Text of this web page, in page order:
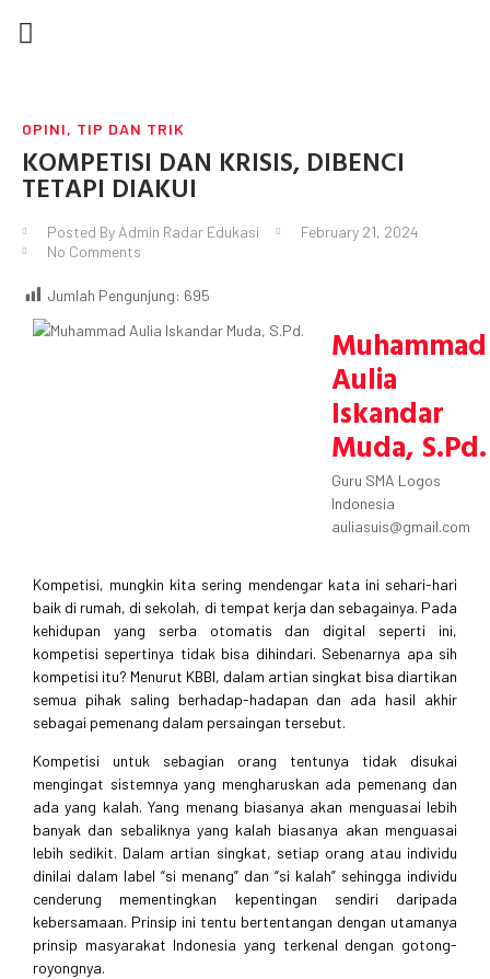
OPINI, TIP DAN TRIK
KOMPETISI DAN KRISIS, DIBENCI
TETAPI DIAKUI
Posted By Admin Radar Edukasi
February 21, 2024
No Comments
Jumlah Pengunjung: 695
Muhammad
Aulia
Iskandar
Muda, S.Pd.
Guru SMA Logos
Indonesia
auliasuis@gmail.com
Kompetisi, mungkin kita sering mendengar kata ini sehari-hari
baik di rumah, di sekolah, di tempat kerja dan sebagainya. Pada
kehidupan yang serba otomatis dan digital seperti ini,
kompetisi sepertinya tidak bisa dihindari. Sebenarnya apa sih
kompetisi itu? Menurut KBBI, dalam artian singkat bisa diartikan
semua pihak saling berhadap-hadapan dan ada hasil akhir
sebagai pemenang dalam persaingan tersebut.
Kompetisi untuk sebagian orang tentunya tidak disukai
mengingat sistemnya yang mengharuskan ada pemenang dan
ada yang kalah. Yang menang biasanya akan menguasai lebih
banyak dan sebaliknya yang kalah biasanya akan menguasai
lebih sedikit. Dalam artian singkat, setiap orang atau individu
dinilai dalam label “si menang” dan “si kalah” sehingga individu
cenderung mementingkan kepentingan sendiri daripada
kebersamaan. Prinsip ini tentu bertentangan dengan utamanya
prinsip masyarakat Indonesia yang terkenal dengan gotong-
royongnya.